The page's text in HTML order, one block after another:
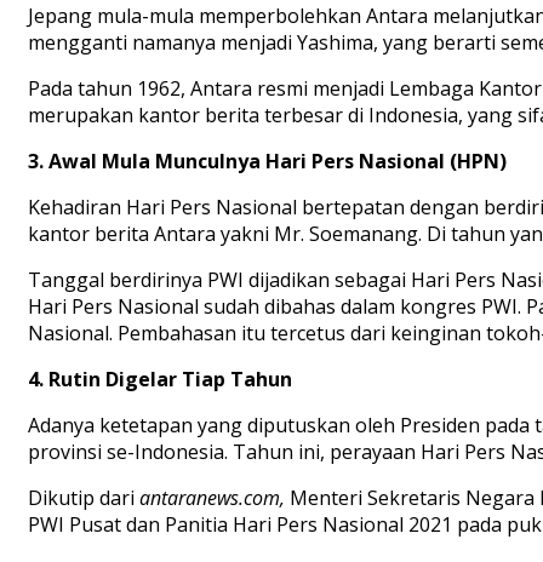
Jepang mula-mula memperbolehkan Antara
mengganti namanya menjadi Yashima, yang berarti
Pada tahun 1962, Antara resmi menjadi Lembaga
merupakan kantor berita terbesar di Indonesia, yang
3. Awal Mula Munculnya Hari Pers Nasional (HPN)
Kehadiran Hari Pers Nasional bertepatan dengan
kantor berita Antara yakni Mr. Soemanang. Di tahun
Tanggal berdirinya PWI dijadikan sebagai Hari Pers
Hari Pers Nasional sudah dibahas dalam kongres PWI.
Nasional. Pembahasan itu tercetus dari keinginan
4. Rutin Digelar Tiap Tahun
Adanya ketetapan yang diputuskan oleh Presiden
provinsi se-Indonesia. Tahun ini, perayaan Hari Pers
Dikutip dari antaranews.com, Menteri Sekretaris Negara
PWI Pusat dan Panitia Hari Pers Nasional 2021 pada